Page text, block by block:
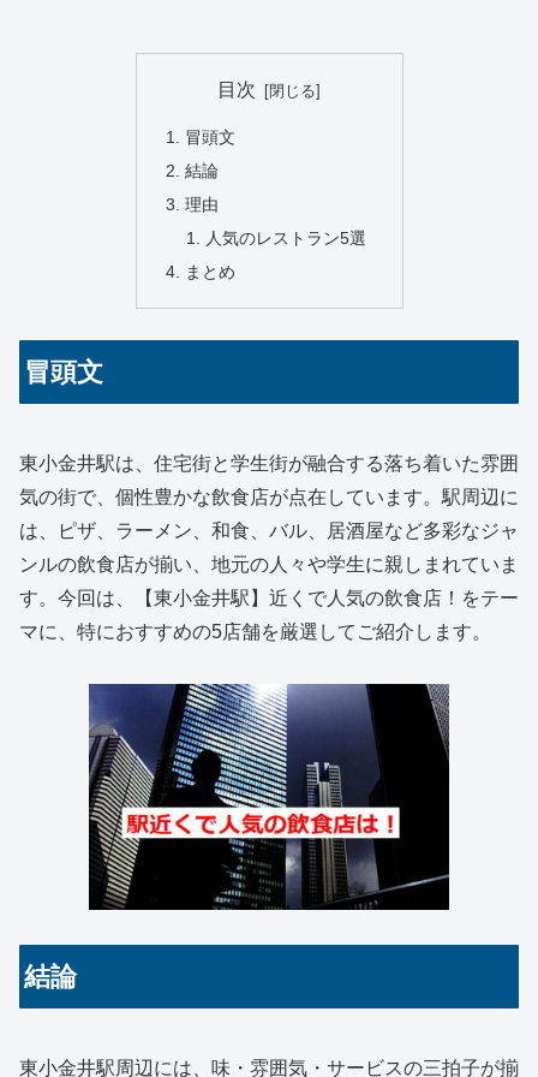
目次
冒頭文
結論
理由
人気のレストラン5選
まとめ
冒頭文
東小金井駅は、住宅街と学生街が融合する落ち着いた雰囲
気の街で、個性豊かな飲食店が点在しています。駅周辺に
は、ピザ、ラーメン、和食、バル、居酒屋など多彩なジャ
ンルの飲食店が揃い、地元の人々や学生に親しまれていま
す。今回は、【東小金井駅】近くで人気の飲食店！をテー
マに、特におすすめの5店舗を厳選してご紹介します。
結論
東小金井駅周辺には、味・雰囲気・サービスの三拍子が揃